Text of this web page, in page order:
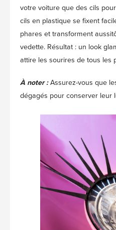
votre voiture que des cils
cils en plastique se fixent
phares et transforment
vedette. Résultat : un look
attire les sourires de tous les
À noter :Assurez-vous que
dégagés pour conserver leur